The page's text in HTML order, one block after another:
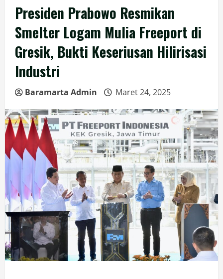
Presiden Prabowo Resmikan
Smelter Logam Mulia Freeport di
Gresik, Bukti Keseriusan Hilirisasi
Industri
Baramarta Admin Maret 24, 2025